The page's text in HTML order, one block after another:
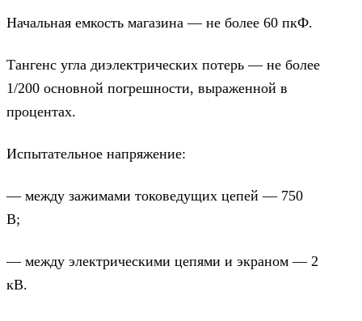
Начальная емкость магазина — не более 60 пкФ.
Тангенс угла диэлектрических потерь — не более
1/200 основной погрешности, выраженной в
процентах.
Испытательное напряжение:
— между зажимами токоведущих цепей — 750
В;
— между электрическими цепями и экраном — 2
кВ.